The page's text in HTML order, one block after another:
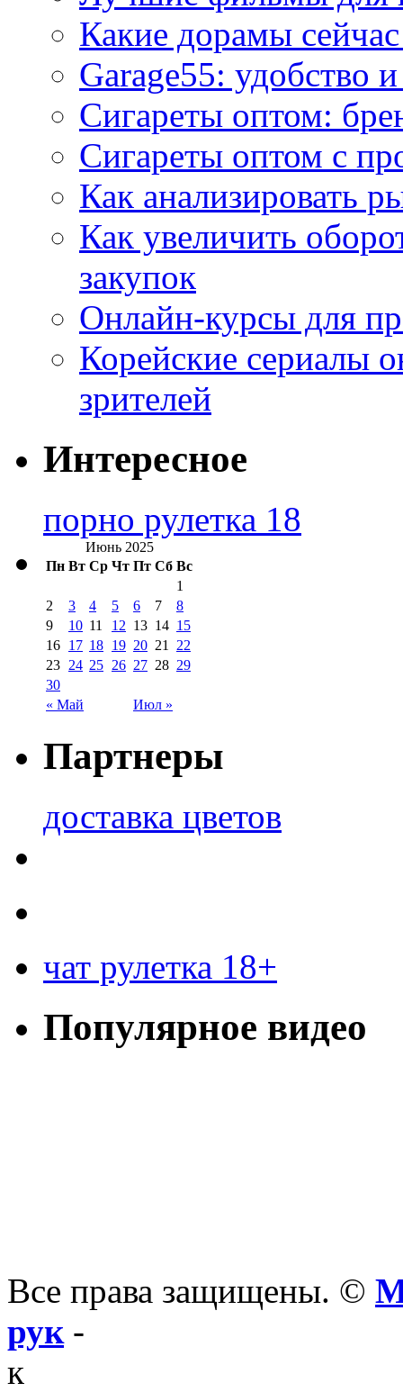
Какие дорамы
Garage55: удобство
Сигареты оптом:
Сигареты оптом с
Как анализировать
Как увеличить
закупок
Онлайн-курсы для
Корейские сериалы
зрителей
Интересное
порно рулетка 18
Июнь 2025
Пн Вт Ср Чт Пт Сб Вс
« Май Июл »
1
2
3 4 5 6 7
8
9
10 11 12 13 14 15
16 17 18 19 20 21
22
23 24 25 26 27 28 29
30
Партнеры
доставка цветов
чат рулетка 18+
Популярное видео
Все права защищены. ©
рук-
к